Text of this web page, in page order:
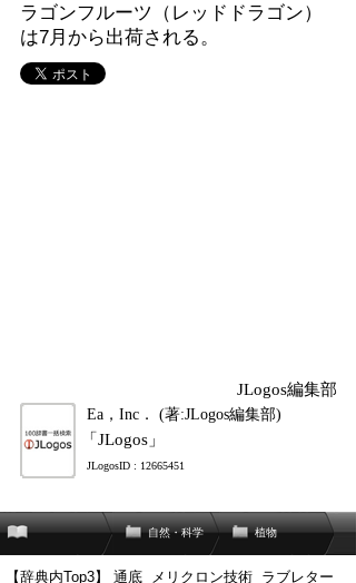
ラゴンフルーツ（レッドドラゴン）
は7月から出荷される。
JLogos編集部
Ea，Inc． (著:JLogos編集部)
「JLogos」
JLogosID : 12665451
自然・科学 植物
【辞典内Top3】 通底 メリクロン技術 ラブレター